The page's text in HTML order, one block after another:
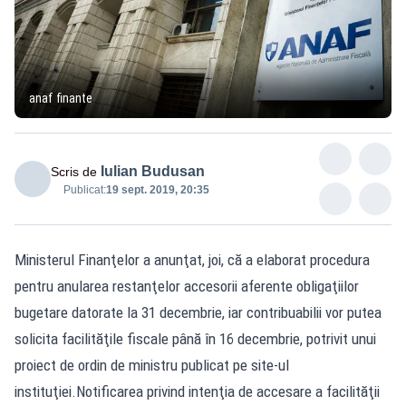
anaf finante
Scris de Iulian Budusan
Publicat:19 sept. 2019, 20:35
Ministerul Finanţelor a anunţat, joi, că a elaborat procedura
pentru anularea restanţelor accesorii aferente obligaţiilor
bugetare datorate la 31 decembrie, iar contribuabilii vor putea
solicita facilităţile fiscale până în 16 decembrie, potrivit unui
proiect de ordin de ministru publicat pe site-ul
instituţiei.Notificarea privind intenţia de accesare a facilităţii